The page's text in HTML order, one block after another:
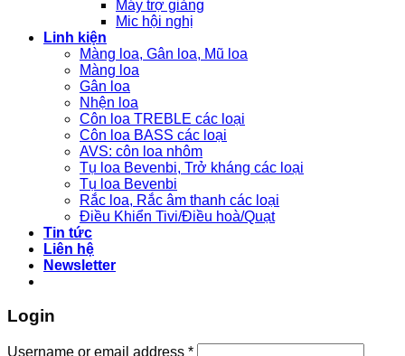
Máy trợ giảng
Mic hội nghị
Linh kiện
Màng loa, Gân loa, Mũ loa
Màng loa
Gân loa
Nhện loa
Côn loa TREBLE các loại
Côn loa BASS các loại
AVS: côn loa nhôm
Tụ loa Bevenbi, Trở kháng các loại
Tụ loa Bevenbi
Rắc loa, Rắc âm thanh các loại
Điều Khiển Tivi/Điều hoà/Quạt
Tin tức
Liên hệ
Newsletter
Login
Username or email address *